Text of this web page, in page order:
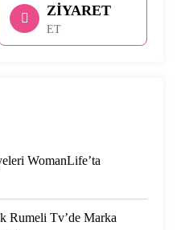
ZİYARET
ET
WomanLife’ta
Rumeli Tv’de Marka